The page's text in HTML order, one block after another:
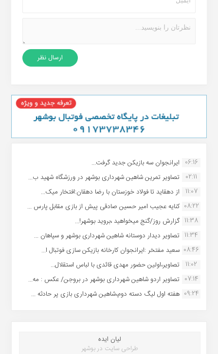
06:16 ایرانجوان سه بازیکن جدید گرفت...
02:11
تصاویر تمرین شاهین شهردارى بوشهر در ورزشگاه شهید ب...
11:07
از دهقاید تا فولاد خوزستان با رضا دهقان:افتخار میک...
08:22 کنایه عجیب امیر حسین صادقی پیش از بازی مقابل پارس ...
11:38 گزارش روز/گنج میخواهید ،بروید بوشهر!...
11:34 تصاویر دیدار دوستانه شاهین شهردارى بوشهر و سپاهان ...
08:46 سعید مفتخر :ایرانجوان کارخانه بازیکن سازی فوتبال ا...
11:02
تصاویر،اولین حضور مهدی قائدی با لباس استقلال...
07:14 تصاویر اردو شاهین شهرداری بوشهر در بروجن/ عکس : مه...
09:24 هفته اول لیگ دسته دوم،شاهین شهرداری بازی پر حادثه ...
لیان ایده
طراحی سایت در بوشهر